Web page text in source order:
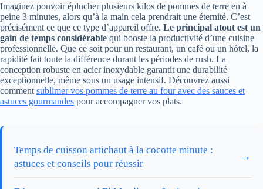
Imaginez pouvoir éplucher plusieurs kilos de pommes de terre en à
peine 3 minutes, alors qu’à la main cela prendrait une éternité. C’est
précisément ce que ce type d’appareil offre. Le principal atout est un
gain de temps considérable qui booste la productivité d’une cuisine
professionnelle. Que ce soit pour un restaurant, un café ou un hôtel, la
rapidité fait toute la différence durant les périodes de rush. La
conception robuste en acier inoxydable garantit une durabilité
exceptionnelle, même sous un usage intensif. Découvrez aussi
comment sublimer vos pommes de terre au four avec des sauces et
astuces gourmandes pour accompagner vos plats.
Temps de cuisson artichaut à la cocotte minute :
astuces et conseils pour réussir
→